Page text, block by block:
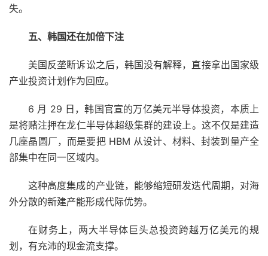
失。
五、韩国还在加倍下注
美国反垄断诉讼之后，韩国没有解释，直接拿出国家级
产业投资计划作为回应。
6 月 29 日，韩国官宣的万亿美元半导体投资，本质上
是将赌注押在龙仁半导体超级集群的建设上。这不仅是建造
几座晶圆厂，而是要把 HBM 从设计、材料、封装到量产全
部集中在同一区域内。
这种高度集成的产业链，能够缩短研发迭代周期，对海
外分散的新建产能形成代际优势。
在财务上，两大半导体巨头总投资跨越万亿美元的规
划，有充沛的现金流支撑。